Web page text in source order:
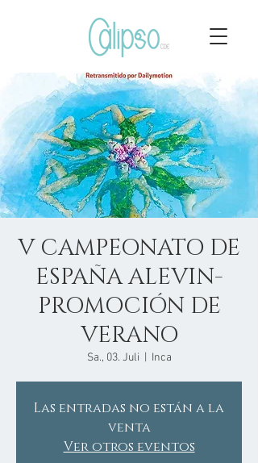
V CAMPEONATO DE
ESPAÑA ALEVIN-
PROMOCIÓN DE
VERANO
Sa., 03. Juli Inca
Las entradas no están a la
venta
Ver otros eventos